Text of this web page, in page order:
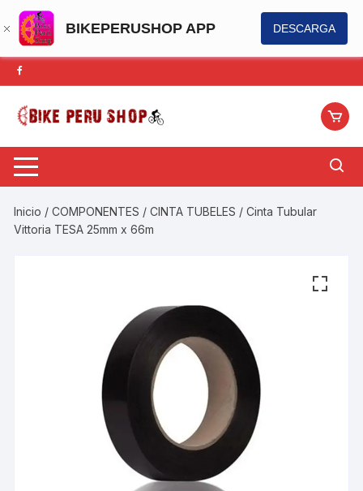
BIKEPERUSHOP APP DESCARGA
Saltar
al
contenido
Inicio /COMPONENTES /CINTA TUBELES / Cinta Tubular
Vittoria TESA 25mm x 66m